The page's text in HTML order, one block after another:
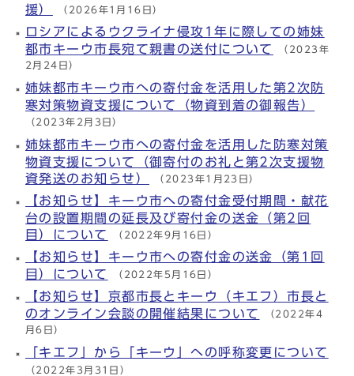
援） （2026年1月16日）
ロシアによるウクライナ侵攻1年に際しての姉妹
都市キーウ市長宛て親書の送付について （2023年
2月24日）
姉妹都市キーウ市への寄付金を活用した第2次防
寒対策物資支援について（物資到着の御報告）
（2023年2月3日）
姉妹都市キーウ市への寄付金を活用した防寒対策
物資支援について（御寄付のお礼と第2次支援物
資発送のお知らせ）
（2023年1月23日）
【お知らせ】キーウ市への寄付金受付期間・献花
台の設置期間の延長及び寄付金の送金（第2回
目）について
（2022年9月16日）
【お知らせ】キーウ市への寄付金の送金（第1回
目）について （2022年5月16日）
【お知らせ】京都市長とキーウ（キエフ）市長と
のオンライン会談の開催結果について （2022年4
月6日）
「キエフ」から「キーウ」への呼称変更について
（2022年3月31日）